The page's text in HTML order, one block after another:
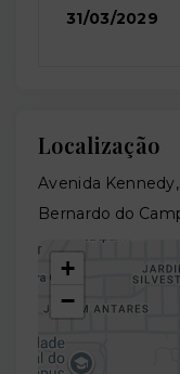
31/03/2029
Localização
Avenida
Bernardo do
+
−